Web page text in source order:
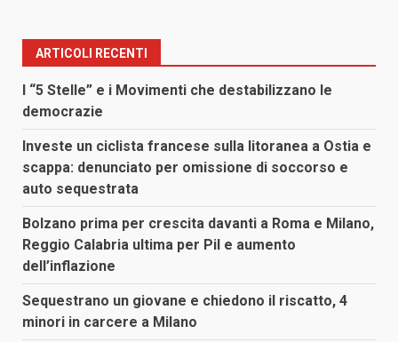
ARTICOLI RECENTI
I “5 Stelle” e i Movimenti che destabilizzano le
democrazie
Investe un ciclista francese sulla litoranea a Ostia e
scappa: denunciato per omissione di soccorso e
auto sequestrata
Bolzano prima per crescita davanti a Roma e Milano,
Reggio Calabria ultima per Pil e aumento
dell’inflazione
Sequestrano un giovane e chiedono il riscatto, 4
minori in carcere a Milano